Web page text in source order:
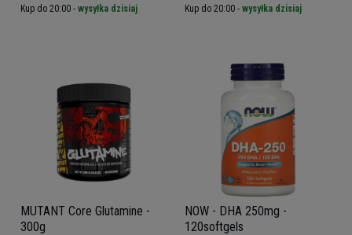
Kup do 20:00 - wysyłka dzisiaj Kup do 20:00 - wysyłka dzisiaj
MUTANT Core Glutamine -
300g
NOW - DHA 250mg -
120softgels